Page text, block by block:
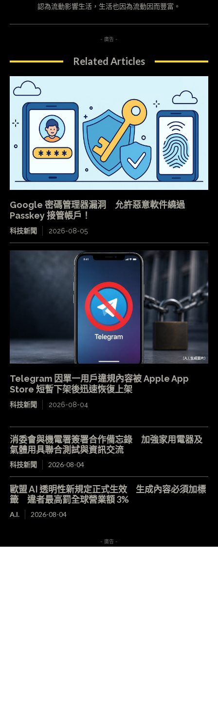
認為流動影響生活，生活也因為流動因而豐富。
- 廣告 -
Related Articles
Google 密碼管理器漏洞 允許惡意軟件繞過
Passkey 接管帳戶！
科技新聞 2026-08-05
Telegram 因單一用戶違規內容被 Apple App
Store 短暫下架後迅速恢復上架
科技新聞 2026-08-04
消委會與機電署簽署合作備忘錄 加強家用電器及
氣體用具聯合測試與資訊交流
科技新聞 2026-08-04
歐盟 AI 透明性新規定正式生效 生成內容必須加標
籤 違者最高罰全球營業額 3%
A.I. 2026-08-04
- 廣告 -